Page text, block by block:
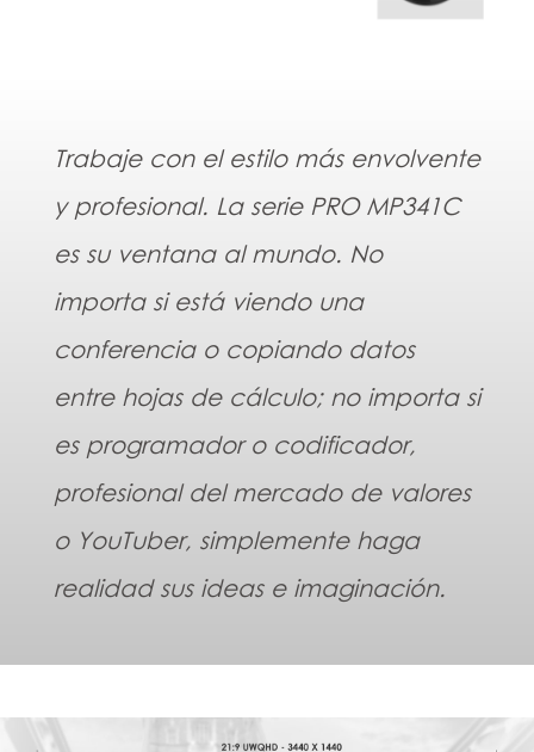
Trabaje con el estilo más envolvente
y profesional. La serie PRO MP341C
es su ventana al mundo. No
importa si está viendo una
conferencia o copiando datos
entre hojas de cálculo; no importa si
es programador o codificador,
profesional del mercado de valores
o YouTuber, simplemente haga
realidad sus ideas e imaginación.